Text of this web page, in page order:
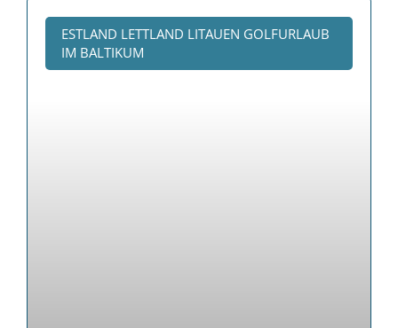
ESTLAND LETTLAND LITAUEN GOLFURLAUB
IM BALTIKUM